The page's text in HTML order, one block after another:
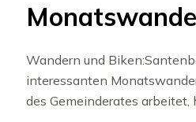
Wandern und
interessanten
des Gemeinderates